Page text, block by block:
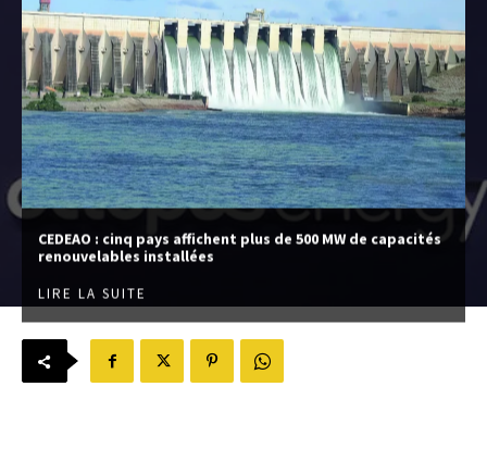
CEDEAO : cinq pays affichent plus de 500 MW de capacités
renouvelables installées
LIRE LA SUITE